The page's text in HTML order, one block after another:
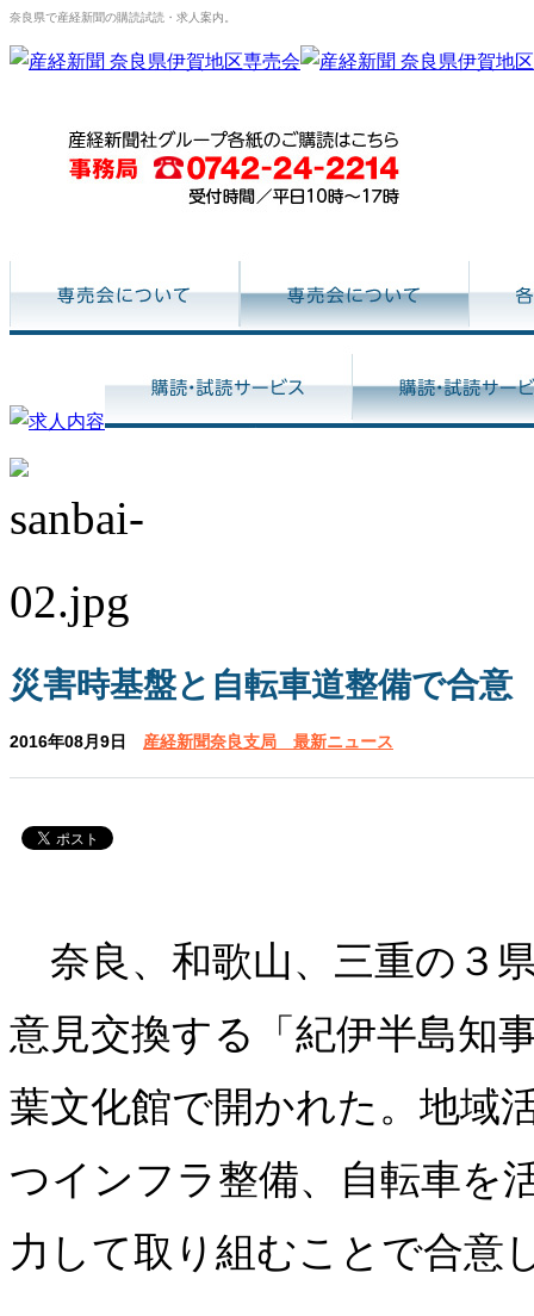
奈良県で産経新聞の購読試読・求人案内。
災害時基盤と自転車道整備で合
2016年08月9日 産経新聞奈良支局 最新ニュース
奈良、和歌山、三重の３
意見交換する「紀伊半島知
葉文化館で開かれた。地域
つインフラ整備、自転車を
力して取り組むことで合意